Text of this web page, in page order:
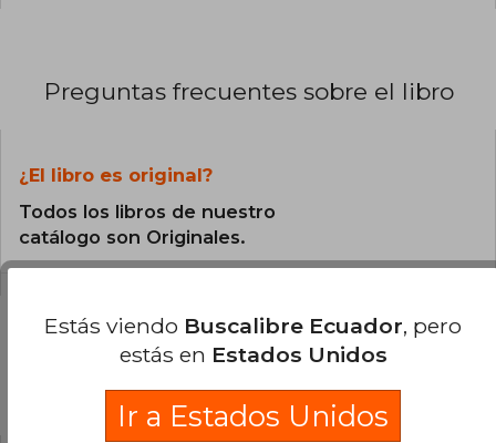
Preguntas frecuentes sobre el libro
¿El libro es original?
Todos los libros de nuestro
catálogo son Originales.
Preguntas y respuestas sobre el libro
Estás viendo Buscalibre Ecuador, pero
estás en Estados Unidos
Ir a Estados Unidos